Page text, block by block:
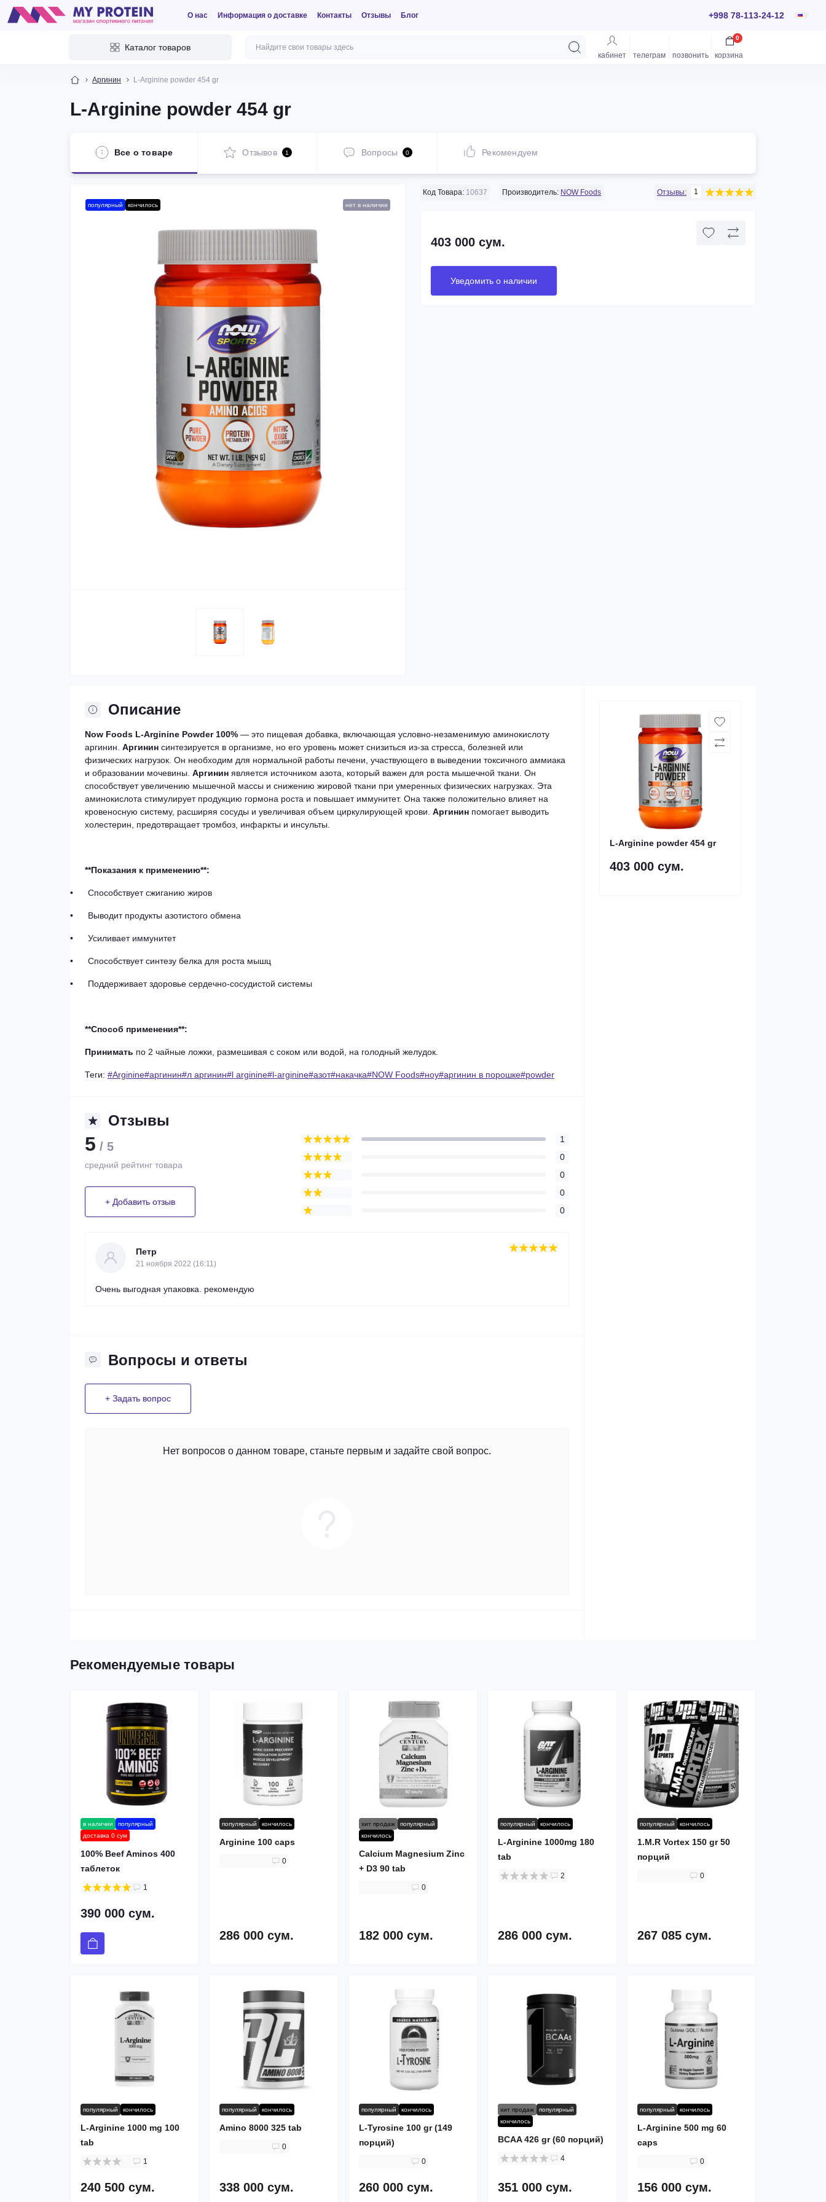
О нас Информация о доставке Контакты Отзывы Блог +998 78-113-24-12
Каталог товаров
кабинет телеграм позвонить корзина
0
Аргинин L-Arginine powder 454 gr
L-Arginine powder 454 gr
Все о товаре Отзывов 1 Вопросы 0 Рекомендуем
популярный кончилось нет в наличии
Код Товара: 10637 Производитель: NOW Foods Отзывы: 1
403 000 сум.
Уведомить о наличии
Описание
Now Foods L-Arginine Powder 100% — это пищевая добавка, включающая условно-незаменимую аминокислоту
аргинин. Аргинин синтезируется в организме, но его уровень может снизиться из-за стресса, болезней или
физических нагрузок. Он необходим для нормальной работы печени, участвующего в выведении токсичного аммиака
и образовании мочевины. Аргинин является источником азота, который важен для роста мышечной ткани. Он
способствует увеличению мышечной массы и снижению жировой ткани при умеренных физических нагрузках. Эта
аминокислота стимулирует продукцию гормона роста и повышает иммунитет. Она также положительно влияет на
кровеносную систему, расширяя сосуды и увеличивая объем циркулирующей крови. Аргинин помогает выводить
холестерин,
предотвращает тромбоз, инфаркты и инсульты.
**Показания к применению**:
• Способствует сжиганию жиров
• Выводит продукты азотистого обмена
• Усиливает иммунитет
• Способствует синтезу белка для роста мышц
• Поддерживает здоровье сердечно-сосудистой системы
**Способ применения**:
Принимать по 2 чайные ложки, размешивая с соком или водой, на голодный желудок.
Теги: #Arginine#аргинин#л аргинин#l arginine#l-arginine#азот#накачка#NOW Foods#ноу#аргинин в порошке#powder
Отзывы
5 / 5
средний рейтинг товара
+ Добавить отзыв
1
0
0
0
0
Петр
21 ноября 2022 (16:11)
Очень выгодная упаковка. рекомендую
Вопросы и ответы
+ Задать вопрос
Нет вопросов о данном товаре, станьте первым и задайте свой вопрос.
L-Arginine powder 454 gr
403 000 сум.
Рекомендуемые товары
в наличии
популярный
доставка 0 сум
100% Beef Aminos 400
таблеток
1
390 000 сум.
популярный кончилось
Arginine 100 caps
0
286 000 сум.
хит продаж
популярный
кончилось
Calcium Magnesium Zinc
+ D3 90 tab
0
182 000 сум.
популярный кончилось
L-Arginine 1000mg 180
tab
2
286 000 сум.
популярный кончилось
1.M.R Vortex 150 gr 50
порций
0
267 085 сум.
популярный кончилось
L-Arginine 1000 mg 100
tab
1
240 500 сум.
популярный кончилось
Amino 8000 325 tab
0
338 000 сум.
популярный кончилось
L-Tyrosine 100 gr (149
порций)
0
260 000 сум.
хит продаж
популярный
кончилось
BCAA 426 gr (60 порций)
4
351 000 сум.
популярный кончилось
L-Arginine 500 mg 60
caps
0
156 000 сум.